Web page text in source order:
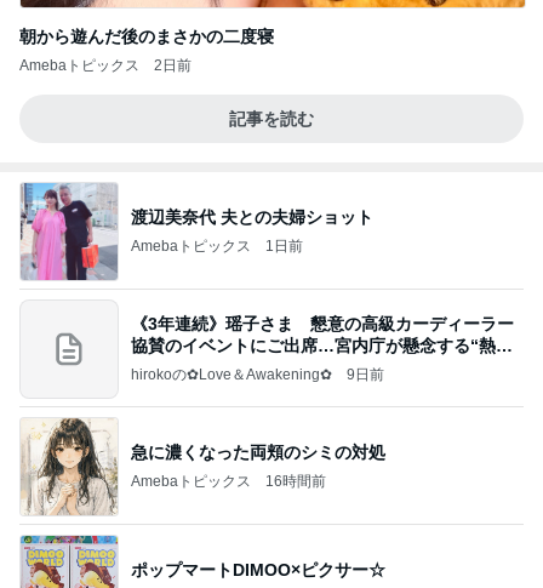
朝から遊んだ後のまさかの二度寝
Amebaトピックス 2日前
記事を読む
渡辺美奈代 夫との夫婦ショット
Amebaトピックス 1日前
《3年連続》瑶子さま 懇意の高級カーディーラー
協賛のイベントにご出席…宮内庁が懸念する“熱心
すぎ
hirokoの✿Love＆Awakening✿ 9日前
急に濃くなった両頬のシミの対処
Amebaトピックス 16時間前
ポップマートDIMOO×ピクサー☆